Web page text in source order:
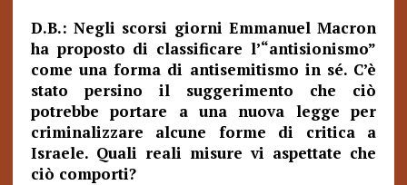
D.B.: Negli scorsi giorni Emmanuel Macron
ha proposto di classificare l’“antisionismo”
come una forma di antisemitismo in sé. C’è
stato persino il suggerimento che ciò
potrebbe portare a una nuova legge per
criminalizzare alcune forme di critica a
Israele. Quali reali misure vi aspettate che
ciò comporti?